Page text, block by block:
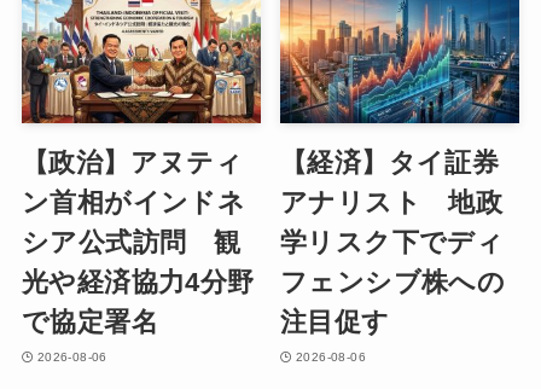
【政治】アヌティ
ン首相がインドネ
シア公式訪問 観
光や経済協力4分野
で協定署名
2026-08-06
【経済】タイ証券
アナリスト 地政
学リスク下でディ
フェンシブ株への
注目促す
2026-08-06